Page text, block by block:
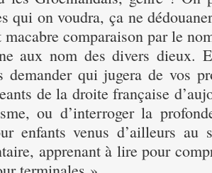
qui on voudra, ça ne
macabre comparaison par le
aux nom des divers dieux.
demander qui jugera de vos
de la droite française
ou d’interroger la
enfants venus d’ailleurs au
apprenant à lire pour